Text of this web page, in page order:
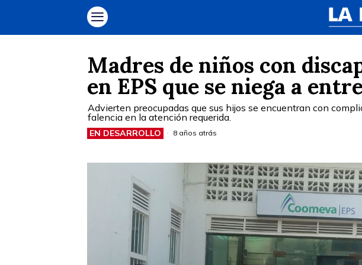
Madres de niños con
en EPS que se niega a
Advierten preocupadas que sus hijos se encuentran con
falencia en la atención requerida.
EN DESARROLLO 8 años atrás